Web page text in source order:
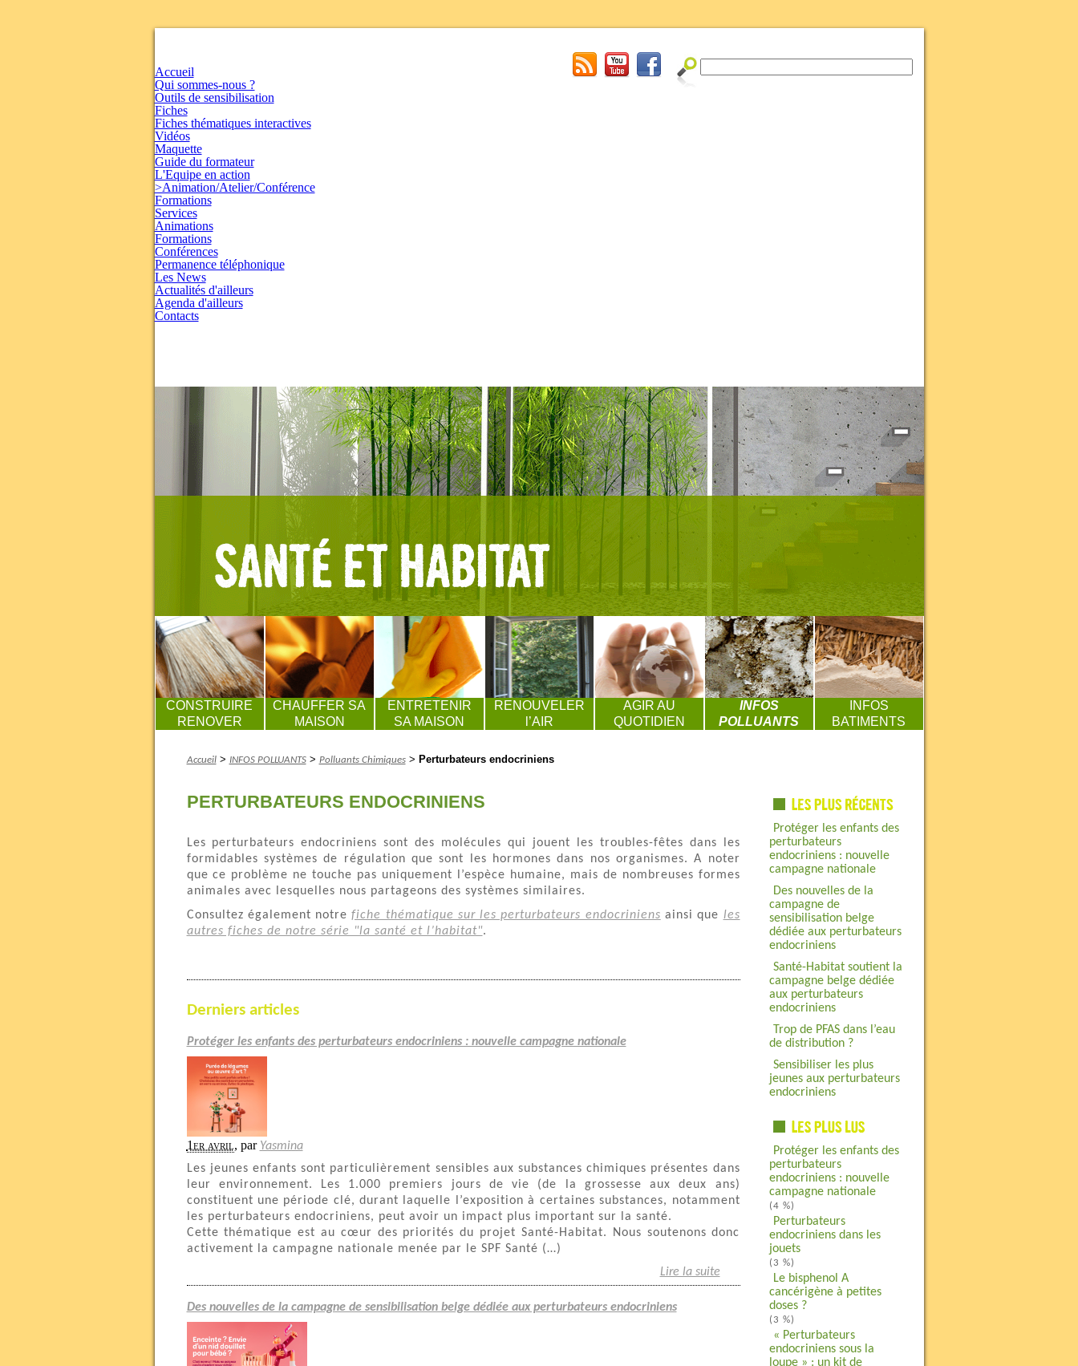
Accueil
Qui sommes-nous ?
Outils de sensibilisation
Fiches
Fiches thématiques interactives
Vidéos
Maquette
Guide du formateur
L'Equipe en action
>Animation/Atelier/Conférence
Formations
Services
Animations
Formations
Conférences
Permanence téléphonique
Les News
Actualités d'ailleurs
Agenda d'ailleurs
Contacts
CONSTRUIRE
RENOVER
CHAUFFER SA
MAISON
ENTRETENIR
SA MAISON
RENOUVELER
l’AIR
AGIR AU
QUOTIDIEN
INFOS
POLLUANTS
INFOS
BATIMENTS
Protéger les enfants des
perturbateurs
endocriniens : nouvelle
campagne nationale
Des nouvelles de la
campagne de
sensibilisation belge
dédiée aux perturbateurs
endocriniens
Santé-Habitat soutient la
campagne belge dédiée
aux perturbateurs
endocriniens
Trop de PFAS dans l’eau
de distribution ?
Sensibiliser les plus
jeunes aux perturbateurs
endocriniens
Protéger les enfants des
perturbateurs
endocriniens : nouvelle
campagne nationale
(4 %)
Perturbateurs
endocriniens dans les
jouets
(3 %)
Le bisphenol A
cancérigène à petites
doses ?
(3 %)
« Perturbateurs
endocriniens sous la
loupe » : un kit de
Accueil> INFOS POLLUANTS> Polluants Chimiques> Perturbateurs endocriniens
PERTURBATEURS ENDOCRINIENS
Les perturbateurs endocriniens sont des molécules qui jouent les troubles-fêtes dans les
formidables systèmes de régulation que sont les hormones dans nos organismes. A noter
que ce problème ne touche pas uniquement l’espèce humaine, mais de nombreuses formes
animales avec lesquelles nous partageons des systèmes similaires.
Consultez également notrefiche thématique sur les perturbateurs endocriniens ainsi que les
autres fiches de notre série "la santé et l’habitat".
Derniers articles
Protéger les enfants des perturbateurs endocriniens : nouvelle campagne nationale
1er avril, par Yasmina
Les jeunes enfants sont particulièrement sensibles aux substances chimiques présentes dans
leur environnement. Les 1.000 premiers jours de vie (de la grossesse aux deux ans)
constituent une période clé, durant laquelle l’exposition à certaines substances, notamment
les perturbateurs endocriniens, peut avoir un impact plus important sur la santé.
Cette thématique est au cœur des priorités du projet Santé-Habitat. Nous soutenons donc
activement la campagne nationale menée par le SPF Santé (…)
Lire la suite
Des nouvelles de la campagne de sensibilisation belge dédiée aux perturbateurs endocriniens